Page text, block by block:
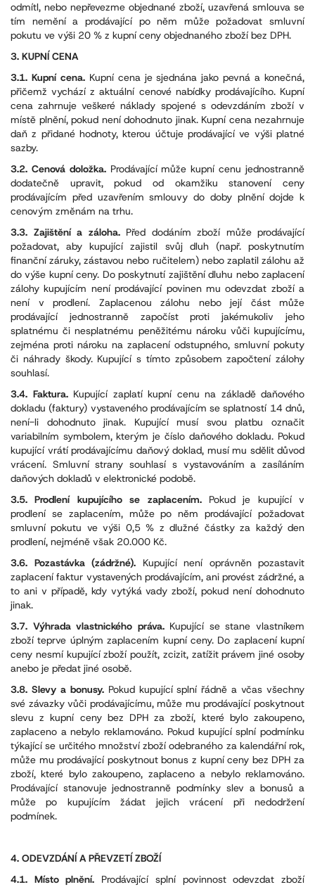
odmítl, nebo nepřevezme objednané zboží, uzavřená smlouva se
tím nemění a prodávající po něm může požadovat smluvní
pokutu ve výši 20 % z kupní ceny objednaného zboží bez DPH.
3. KUPNÍ CENA
3.1. Kupní cena. Kupní cena je sjednána jako pevná a konečná,
přičemž vychází z aktuální cenové nabídky prodávajícího. Kupní
cena zahrnuje veškeré náklady spojené s odevzdáním zboží v
místě plnění, pokud není dohodnuto jinak. Kupní cena nezahrnuje
daň z přidané hodnoty, kterou účtuje prodávající ve výši platné
sazby.
3.2. Cenová doložka. Prodávající může kupní cenu jednostranně
dodatečně upravit, pokud od okamžiku stanovení ceny
prodávajícím před uzavřením smlouvy do doby plnění dojde k
cenovým změnám na trhu.
3.3. Zajištění a záloha. Před dodáním zboží může prodávající
požadovat, aby kupující zajistil svůj dluh (např. poskytnutím
finanční záruky, zástavou nebo ručitelem) nebo zaplatil zálohu až
do výše kupní ceny. Do poskytnutí zajištění dluhu nebo zaplacení
zálohy kupujícím není prodávající povinen mu odevzdat zboží a
není v prodlení. Zaplacenou zálohu nebo její část může
prodávající jednostranně započíst proti jakémukoliv jeho
splatnému či nesplatnému peněžitému nároku vůči kupujícímu,
zejména proti nároku na zaplacení odstupného, smluvní pokuty
či náhrady škody. Kupující s tímto způsobem započtení zálohy
souhlasí.
3.4. Faktura. Kupující zaplatí kupní cenu na základě daňového
dokladu (faktury) vystaveného prodávajícím se splatností 14 dnů,
není-li dohodnuto jinak. Kupující musí svou platbu označit
variabilním symbolem, kterým je číslo daňového dokladu. Pokud
kupující vrátí prodávajícímu daňový doklad, musí mu sdělit důvod
vrácení. Smluvní strany souhlasí s vystavováním a zasíláním
daňových dokladů v elektronické podobě.
3.5. Prodlení kupujícího se zaplacením. Pokud je kupující v
prodlení se zaplacením, může po něm prodávající požadovat
smluvní pokutu ve výši 0,5 % z dlužné částky za každý den
prodlení, nejméně však 20.000 Kč.
3.6. Pozastávka (zádržné). Kupující není oprávněn pozastavit
zaplacení faktur vystavených prodávajícím, ani provést zádržné, a
to ani v případě, kdy vytýká vady zboží, pokud není dohodnuto
jinak.
3.7. Výhrada vlastnického práva. Kupující se stane vlastníkem
zboží teprve úplným zaplacením kupní ceny. Do zaplacení kupní
ceny nesmí kupující zboží použít, zcizit, zatížit právem jiné osoby
anebo je předat jiné osobě.
3.8. Slevy a bonusy. Pokud kupující splní řádně a včas všechny
své závazky vůči prodávajícímu, může mu prodávající poskytnout
slevu z kupní ceny bez DPH za zboží, které bylo zakoupeno,
zaplaceno a nebylo reklamováno. Pokud kupující splní podmínku
týkající se určitého množství zboží odebraného za kalendářní rok,
může mu prodávající poskytnout bonus z kupní ceny bez DPH za
zboží, které bylo zakoupeno, zaplaceno a nebylo reklamováno.
Prodávající stanovuje jednostranně podmínky slev a bonusů a
může po kupujícím žádat jejich vrácení při nedodržení
podmínek.
4. ODEVZDÁNÍ A PŘEVZETÍ ZBOŽÍ
4.1. Místo plnění. Prodávající splní povinnost odevzdat zboží